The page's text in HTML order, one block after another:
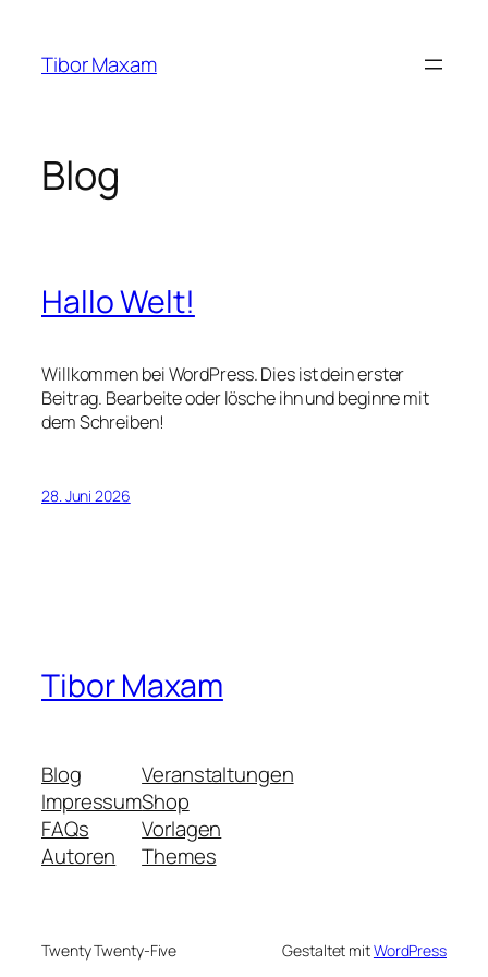
springen
Tibor Maxam
Blog
Hallo Welt!
Willkommen bei WordPress. Dies ist dein erster
Beitrag. Bearbeite oder lösche ihn und beginne mit
dem Schreiben!
28. Juni 2026
Tibor Maxam
Blog
Impressum
FAQs
Autoren
Veranstaltungen
Shop
Vorlagen
Themes
Twenty Twenty-Five Gestaltet mitWordPress